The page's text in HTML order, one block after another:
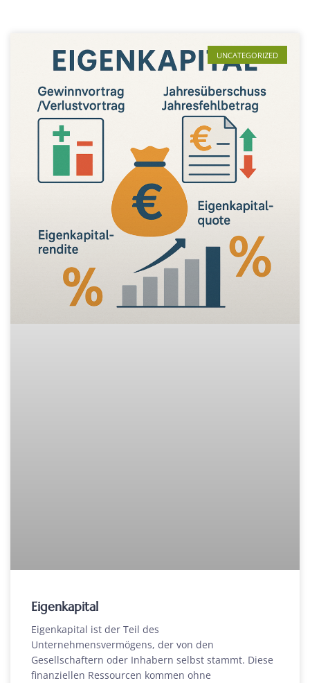
UNCATEGORIZED
Eigenkapital
Eigenkapital ist der Teil des
Unternehmensvermögens, der von den
Gesellschaftern oder Inhabern selbst stammt. Diese
finanziellen Ressourcen kommen ohne